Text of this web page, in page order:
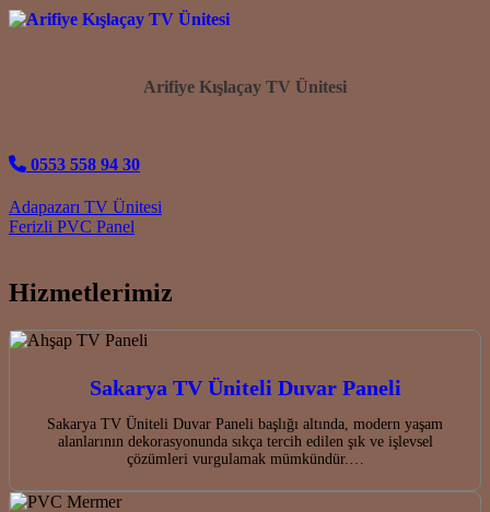
Arifiye Kışlaçay TV Ünitesi
0553 558 94 30
Post navigation
Adapazarı TV Ünitesi
Ferizli PVC Panel
Hizmetlerimiz
Sakarya TV Üniteli Duvar Paneli
Sakarya TV Üniteli Duvar Paneli başlığı altında, modern yaşam
alanlarının dekorasyonunda sıkça tercih edilen şık ve işlevsel
çözümleri vurgulamak mümkündür.…